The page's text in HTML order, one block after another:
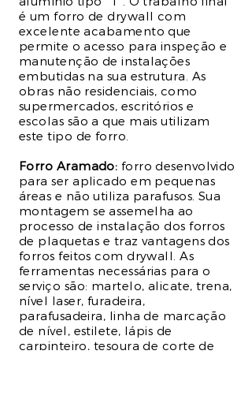
é um forro de drywall com
excelente acabamento que
permite o acesso para inspeção e
manutenção de instalações
embutidas na sua estrutura. As
obras não residenciais, como
supermercados, escritórios e
escolas são a que mais utilizam
este tipo de forro.
Forro Aramado: forro desenvolvido
para ser aplicado em pequenas
áreas e não utiliza parafusos. Sua
montagem se assemelha ao
processo de instalação dos forros
de plaquetas e traz vantagens dos
forros feitos com drywall. As
ferramentas necessárias para o
serviço são: martelo, alicate, trena,
nível laser, furadeira,
parafusadeira, linha de marcação
de nível, estilete, lápis de
carpinteiro, tesoura de corte de